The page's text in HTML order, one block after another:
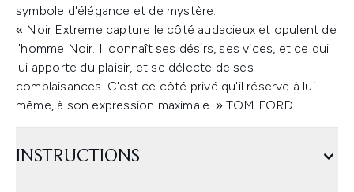
symbole d'élégance et de mystère.
« Noir Extreme capture le côté audacieux et opulent de
l'homme Noir. Il connaît ses désirs, ses vices, et ce qui
lui apporte du plaisir, et se délecte de ses
complaisances. C'est ce côté privé qu'il réserve à lui-
même, à son expression maximale. » TOM FORD
INSTRUCTIONS